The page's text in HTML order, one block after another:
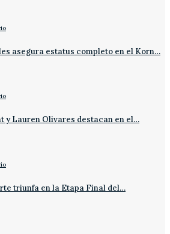
asegura estatus completo en el Korn…
y Lauren Olivares destacan en el…
triunfa en la Etapa Final del…